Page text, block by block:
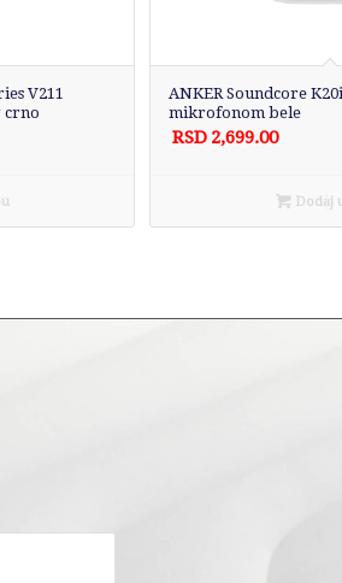
V211
crno
ANKER Soundcore
mikrofonom bele
RSD 2,699.00
Dodaj